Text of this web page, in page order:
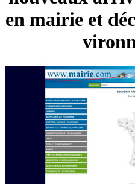
en mairie et